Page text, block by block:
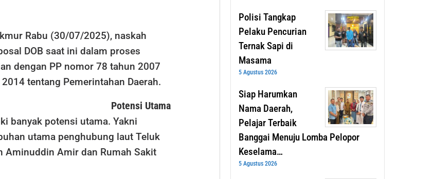
Rabu (30/07/2025), naskah
DOB saat ini dalam proses
dengan PP nomor 78 tahun 2007
tentang Pemerintahan Daerah.
Potensi Utama
banyak potensi utama. Yakni
utama penghubung laut Teluk
Aminuddin Amir dan Rumah Sakit
Polisi Tangkap
Pelaku Pencurian
Ternak Sapi di
Masama
5 Agustus 2026
Siap Harumkan
Nama Daerah,
Pelajar Terbaik
Banggai Menuju Lomba Pelopor
Keselama…
5 Agustus 2026